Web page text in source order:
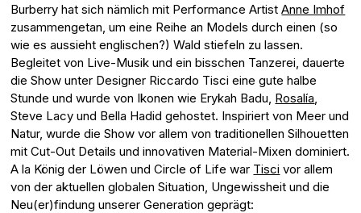
Burberry hat sich nämlich mit Performance ArtistAnne Imhof
zusammengetan, um eine Reihe an Models durch einen (so
wie es aussieht englischen?) Wald stiefeln zu lassen.
Begleitet von Live-Musik und ein bisschen Tanzerei, dauerte
die Show unter Designer Riccardo Tisci eine gute halbe
Stunde und wurde von Ikonen wie Erykah Badu, Rosalía
Steve Lacy und Bella Hadid gehostet. Inspiriert von Meer und
Natur, wurde die Show vor allem von traditionellen Silhouetten
mit Cut-Out Details und innovativen Material-Mixen dominiert.
A la König der Löwen und Circle of Life war Tisci vor allem
von der aktuellen globalen Situation, Ungewissheit und die
Neu(er)findung unserer Generation geprägt: